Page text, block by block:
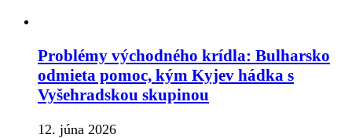
Problémy východného krídla: Bulharsko
odmieta pomoc, kým Kyjev hádka s
Vyšehradskou skupinou
12. júna 2026